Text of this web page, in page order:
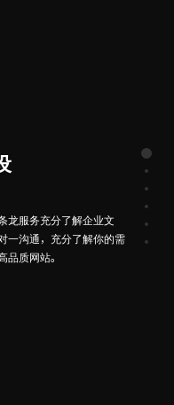
龙服务充分了解企业文
一沟通，充分了解你的需
品质网站。